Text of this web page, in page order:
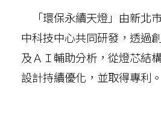
「環保永續天燈」由新北
中科技中心共同研發，透過
及ＡＩ輔助分析，從燈芯結
設計持續優化，並取得專利。